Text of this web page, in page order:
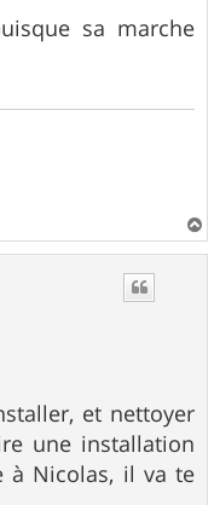
sa marche
a
et nettoyer
une installation
à Nicolas, il va te